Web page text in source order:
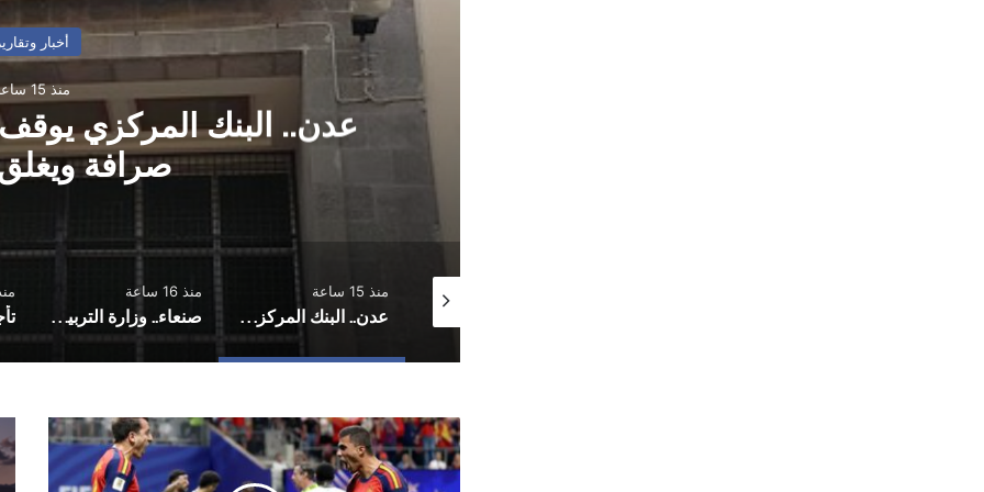
أخبار وتقارير
منذ 15 ساعة
عدن.. البنك المركزي
صرافة
منذ 15 ساعة
عدن.. البنك المركزي يوقف تراخيص ثلاث منشآت صرافة ويغلق مقراتها
منذ 16 ساعة
صنعاء.. وزارة التربية والتعليم تحدد موعد اختبار الدور التكميلي للثانوية العامة وعدد المواد القابلة للاختبار
منذ 16
كأس
العالم..
إسبانيا